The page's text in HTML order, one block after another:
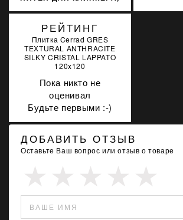
ИЗВЕСТНЯКА SOPRO FS
714/1 1Л
РЕЙТИНГ
Плитка Cerrad GRES
TEXTURAL ANTHRACITE
SILKY CRISTAL LAPPATO
120x120
Пока никто не
оценивал
Будьте первыми :-)
ДОБАВИТЬ ОТЗЫВ
Оставьте Ваш вопрос или отзыв о товаре
ВАШЕ ИМЯ